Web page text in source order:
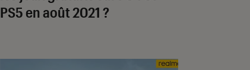
PS5 en août 2021 ?